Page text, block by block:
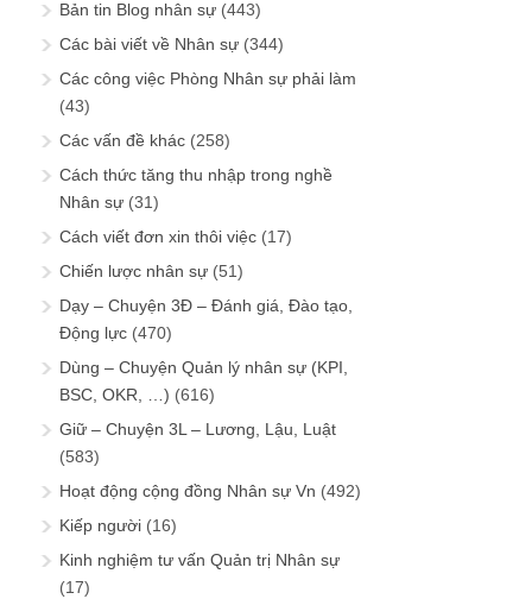
Bản tin Blog nhân sự (443)
Các bài viết về Nhân sự (344)
Các công việc Phòng Nhân sự phải làm
(43)
Các vấn đề khác (258)
Cách thức tăng thu nhập trong nghề
Nhân sự (31)
Cách viết đơn xin thôi việc (17)
Chiến lược nhân sự (51)
Dạy – Chuyện 3Đ – Đánh giá, Đào tạo,
Động lực (470)
Dùng – Chuyện Quản lý nhân sự (KPI,
BSC, OKR, …) (616)
Giữ – Chuyện 3L – Lương, Lậu, Luật
(583)
Hoạt động cộng đồng Nhân sự Vn (492)
Kiếp người (16)
Kinh nghiệm tư vấn Quản trị Nhân sự
(17)